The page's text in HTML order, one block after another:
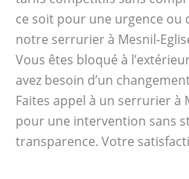
ce soit pour une urgence ou
notre serrurier à Mesnil-
Vous êtes bloqué à
avez besoin d’un
Faites appel à un serrurier à
pour une intervention sans
transparence. Votre